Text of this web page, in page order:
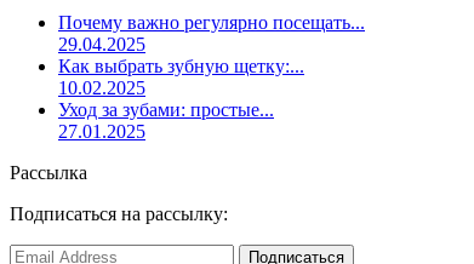
Почему важно регулярно посещать...
29.04.2025
Как выбрать зубную щетку:...
10.02.2025
Уход за зубами: простые...
27.01.2025
Рассылка
Подписаться на рассылку: